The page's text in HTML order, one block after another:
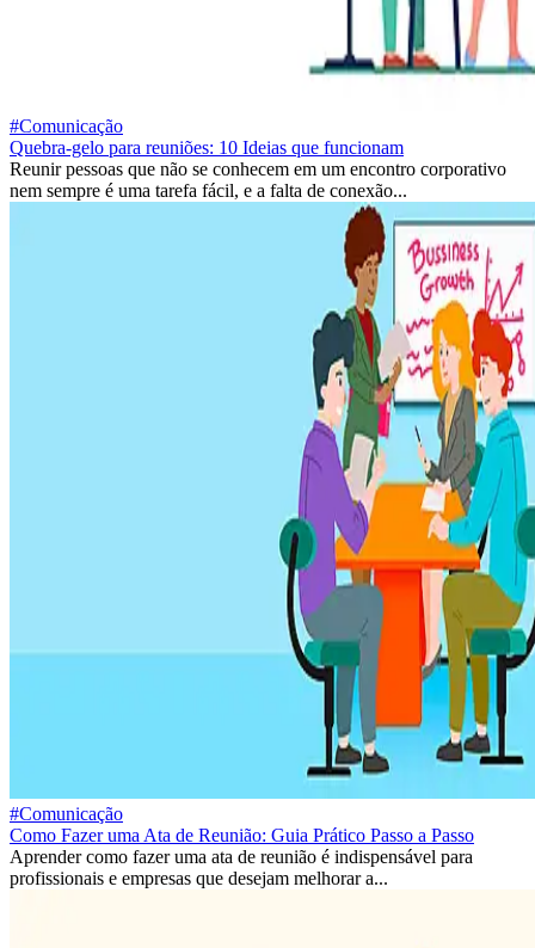
#Comunicação
Quebra-gelo para reuniões: 10 Ideias que funcionam
Reunir pessoas que não se conhecem em um encontro corporativo
nem sempre é uma tarefa fácil, e a falta de conexão...
#Comunicação
Como Fazer uma Ata de Reunião: Guia Prático Passo a Passo
Aprender como fazer uma ata de reunião é indispensável para
profissionais e empresas que desejam melhorar a...